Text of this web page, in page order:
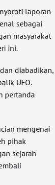
laporan
sebagai
masyarakat
ini.
diabadikan,
UFO.
pertanda
mengenai
pihak
sejarah